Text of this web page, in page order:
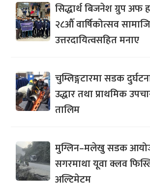
सिद्धार्थ बिजनेश ग्रुप अफ
२८औँ वार्षिकोत्सव
उत्तरदायित्वसहित मनाए
चुम्लिङ्गटारमा सडक
उद्धार तथा प्राथमिक
तालिम
मुग्लिन–मलेखु सडक
सगरमाथा यूवा क्लव
अल्टिमेटम